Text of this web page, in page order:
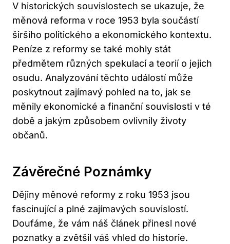
V historických souvislostech se ukazuje, že
měnová reforma v roce 1953 byla součástí
širšího politického a ekonomického kontextu.
Peníze z reformy se také mohly stát
předmětem různých spekulací a teorií o jejich
osudu. Analyzování těchto událostí může
poskytnout zajímavý pohled na to, jak se
měnily ekonomické a finanční souvislosti v té
době a jakým způsobem ovlivnily životy
občanů.
Závěrečné Poznámky
Dějiny měnové reformy z roku 1953 jsou
fascinující a plné zajímavých souvislostí.
Doufáme, že vám náš článek přinesl nové
poznatky a zvětšil váš vhled do historie.